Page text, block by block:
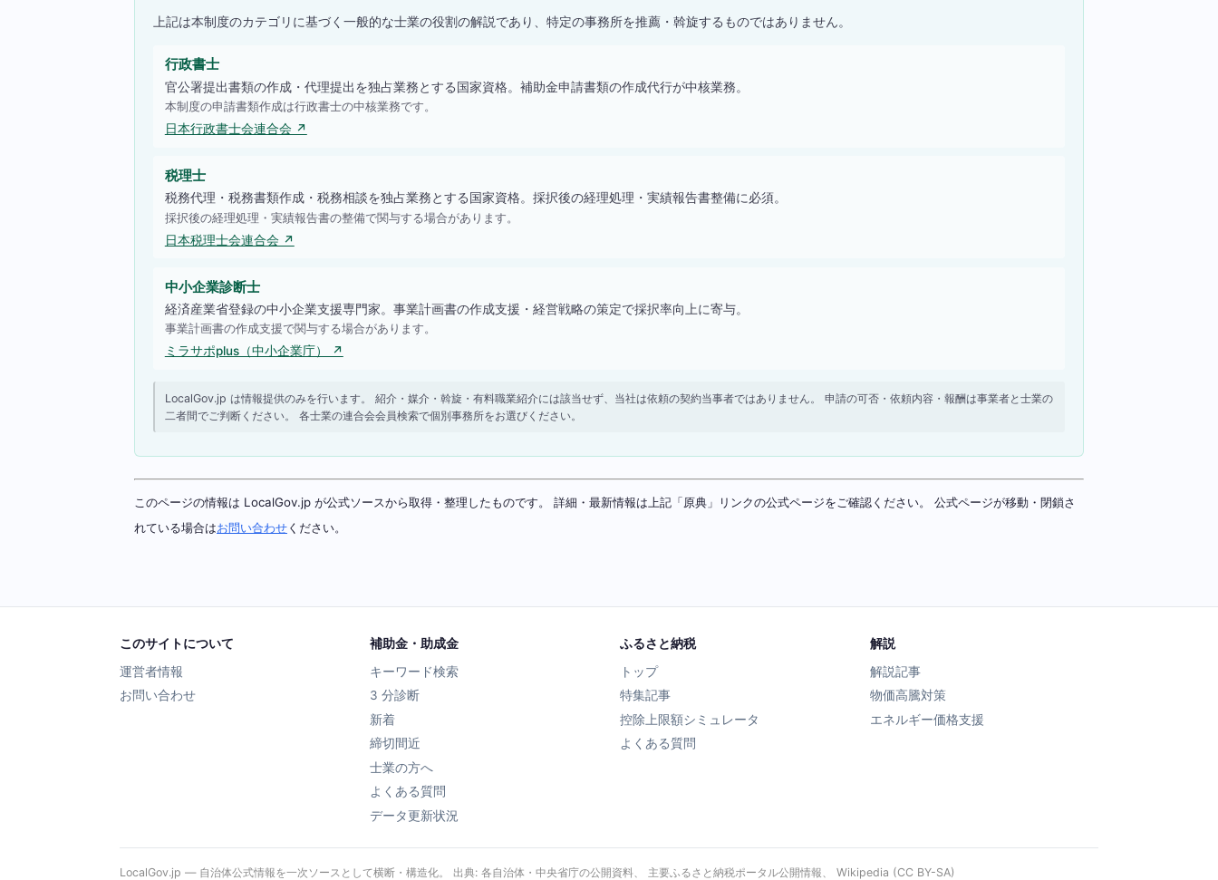
上記は本制度のカテゴリに基づく一般的な士業の役割の解説であり、特定の事務所を推薦・斡旋するものではありません。
行政書士
官公署提出書類の作成・代理提出を独占業務とする国家資格。補助金申請書類の作成代行が中核業務。
本制度の申請書類作成は行政書士の中核業務です。
日本行政書士会連合会 ↗
税理士
税務代理・税務書類作成・税務相談を独占業務とする国家資格。採択後の経理処理・実績報告書整備に必須。
採択後の経理処理・実績報告書の整備で関与する場合があります。
日本税理士会連合会 ↗
中小企業診断士
経済産業省登録の中小企業支援専門家。事業計画書の作成支援・経営戦略の策定で採択率向上に寄与。
事業計画書の作成支援で関与する場合があります。
ミラサポplus（中小企業庁） ↗
LocalGov.jp は情報提供のみを行います。 紹介・媒介・斡旋・有料職業紹介には該当せず、当社は依頼の契約当事者ではありません。 申請の可否・依頼内容・報酬は事業者と士業の
二者間でご判断ください。 各士業の連合会会員検索で個別事務所をお選びください。
このページの情報は LocalGov.jp が公式ソースから取得・整理したものです。 詳細・最新情報は上記「原典」リンクの公式ページをご確認ください。 公式ページが移動・閉鎖さ
れている場合はお問い合わせください。
このサイトについて
運営者情報
お問い合わせ
補助金・助成金
キーワード検索
3 分診断
新着
締切間近
士業の方へ
よくある質問
データ更新状況
ふるさと納税
トップ
特集記事
控除上限額シミュレータ
よくある質問
解説
解説記事
物価高騰対策
エネルギー価格支援
LocalGov.jp — 自治体公式情報を一次ソースとして横断・構造化。 出典: 各自治体・中央省庁の公開資料、 主要ふるさと納税ポータル公開情報、 Wikipedia (CC BY-SA)